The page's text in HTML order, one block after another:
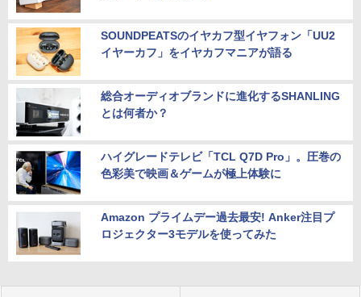
SOUNDPEATSのイヤカフ型イヤフォン「UU2
イヤーカフ」をイヤカフマニアが語る
総合オーディオブランドに進化するSHANLING
とは何者か？
ハイグレードテレビ「TCL Q7D Pro」。圧巻の
色彩美で映画＆ゲームが極上体験に
Amazon プライムデー過去最安! Anker注目プ
ロジェクター3モデルを使ってみた